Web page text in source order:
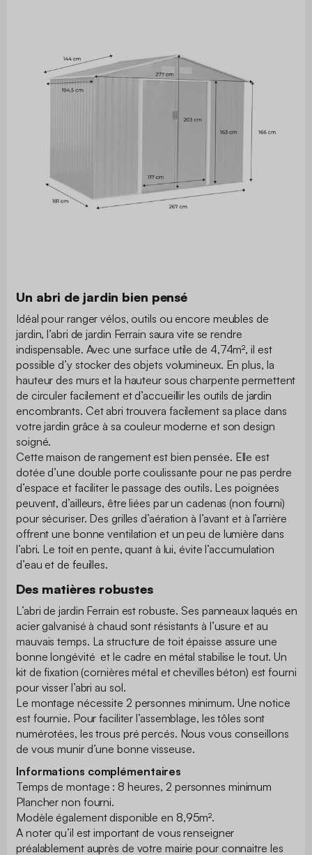
Un abri de jardin bien pensé
Idéal pour ranger vélos, outils ou encore meubles de
jardin, l’abri de jardin Ferrain saura vite se rendre
indispensable. Avec une surface utile de 4,74m², il est
possible d’y stocker des objets volumineux. En plus, la
hauteur des murs et la hauteur sous charpente permettent
de circuler facilement et d’accueillir les outils de jardin
encombrants. Cet abri trouvera facilement sa place dans
votre jardin grâce à sa couleur moderne et son design
soigné.
Cette maison de rangement est bien pensée. Elle est
dotée d’une double porte coulissante pour ne pas perdre
d’espace et faciliter le passage des outils. Les poignées
peuvent, d’ailleurs, être liées par un cadenas (non fourni)
pour sécuriser. Des grilles d’aération à l’avant et à l’arrière
offrent une bonne ventilation et un peu de lumière dans
l’abri. Le toit en pente, quant à lui, évite l’accumulation
d’eau et de feuilles.
Des matières robustes
L’abri de jardin Ferrain est robuste. Ses panneaux laqués en
acier galvanisé à chaud sont résistants à l’usure et au
mauvais temps. La structure de toit épaisse assure une
bonne longévité et le cadre en métal stabilise le tout. Un
kit de fixation (cornières métal et chevilles béton) est fourni
pour visser l’abri au sol.
Le montage nécessite 2 personnes minimum. Une notice
est fournie. Pour faciliter l’assemblage, les tôles sont
numérotées, les trous pré percés. Nous vous conseillons
de vous munir d’une bonne visseuse.
Informations complémentaires
Temps de montage : 8 heures, 2 personnes minimum
Plancher non fourni.
Modèle également disponible en 8,95m².
A noter qu’il est important de vous renseigner
préalablement auprès de votre mairie pour connaitre les